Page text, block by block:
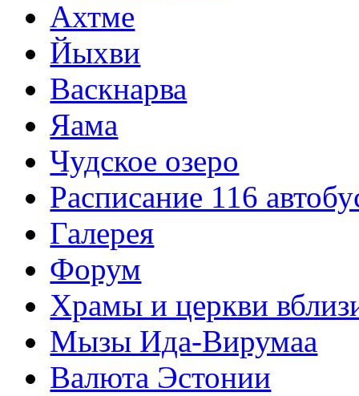
Ахтме
Йыхви
Васкнарва
Яама
Чудское озеро
Расписание 116
Галерея
Форум
Храмы и церкви
Мызы Ида-Вирумаа
Валюта Эстонии